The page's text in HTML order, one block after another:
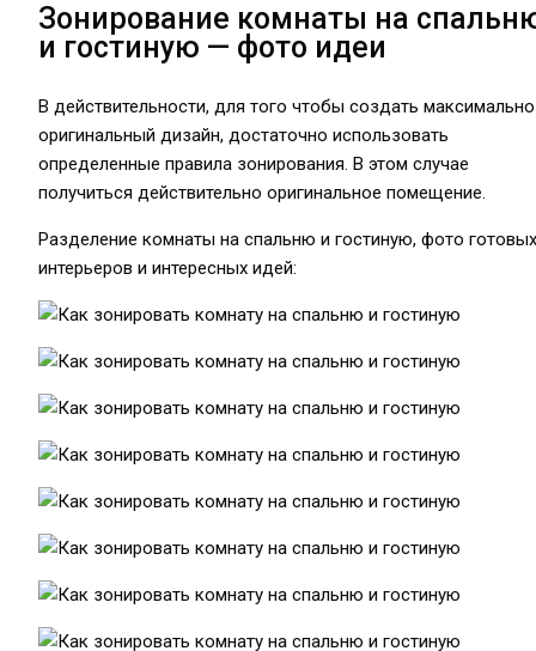
Зонирование комнаты на
и гостиную — фото идеи
В действительности, для того чтобы создать максимально
оригинальный дизайн, достаточно использовать
определенные правила зонирования. В этом случае
получиться действительно оригинальное помещение.
Разделение комнаты на спальню и гостиную, фото готовых
интерьеров и интересных идей: